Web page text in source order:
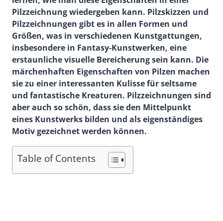
Pilzzeichnung wiedergeben kann. Pilzskizzen und
Pilzzeichnungen gibt es in allen Formen und
Größen, was in verschiedenen Kunstgattungen,
insbesondere in Fantasy-Kunstwerken, eine
erstaunliche visuelle Bereicherung sein kann. Die
märchenhaften Eigenschaften von Pilzen machen
sie zu einer interessanten Kulisse für seltsame
und fantastische Kreaturen. Pilzzeichnungen sind
aber auch so schön, dass sie den Mittelpunkt
eines Kunstwerks bilden und als eigenständiges
Motiv gezeichnet werden können.
Table of Contents